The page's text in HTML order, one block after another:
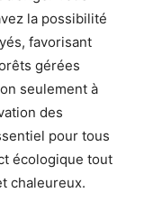
la possibilité
favorisant
gérées
seulement à
des
pour tous
écologique tout
chaleureux.